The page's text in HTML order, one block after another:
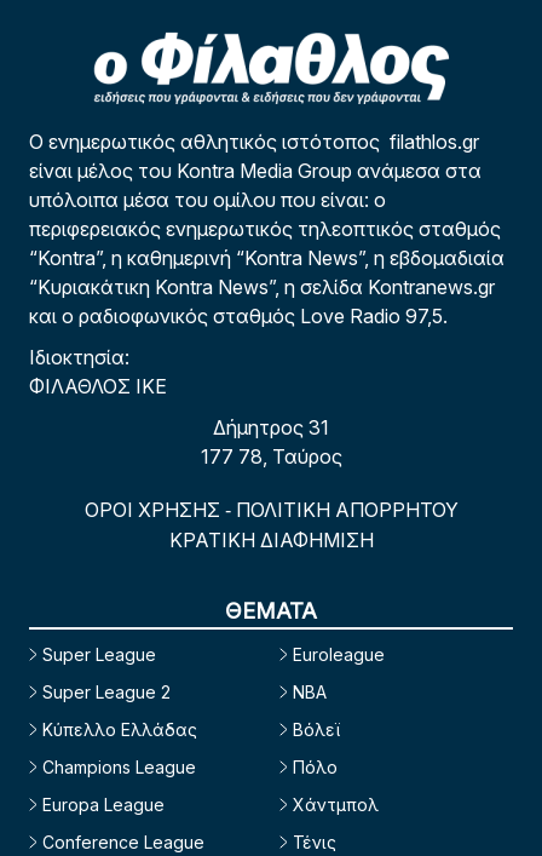
Ο ενημερωτικός αθλητικός ιστότοπος filathlos.gr
είναι μέλος του Kontra Media Group ανάμεσα στα
υπόλοιπα μέσα του ομίλου που είναι: ο
περιφερειακός ενημερωτικός τηλεοπτικός σταθμός
“Kontra”, η καθημερινή “Kontra News”, η εβδομαδιαία
“Κυριακάτικη Kontra News”, η σελίδα Kontranews.gr
και ο ραδιοφωνικός σταθμός Love Radio 97,5.
Ιδιοκτησία:
ΦΙΛΑΘΛΟΣ ΙΚΕ
Δήμητρος 31
177 78, Ταύρος
ΟΡΟΙ ΧΡΗΣΗΣ - ΠΟΛΙΤΙΚΗ ΑΠΟΡΡΗΤΟΥ
ΚΡΑΤΙΚΗ ΔΙΑΦΗΜΙΣΗ
ΘΕΜΑΤΑ
Super League
Super League 2
Κύπελλο Ελλάδας
Champions League
Europa League
Conference League
Euroleague
NBA
Βόλεϊ
Πόλο
Χάντμπολ
Τένις